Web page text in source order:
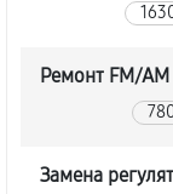
Ремонт FM/
Замена